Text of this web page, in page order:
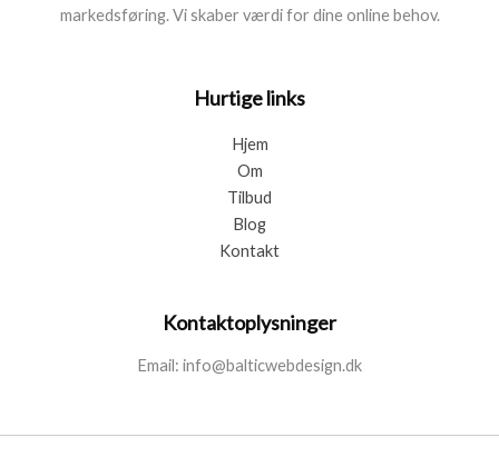
markedsføring. Vi skaber værdi for dine online behov.
Hurtige links
Hjem
Om
Tilbud
Blog
Kontakt
Kontaktoplysninger
Email: info@balticwebdesign.dk